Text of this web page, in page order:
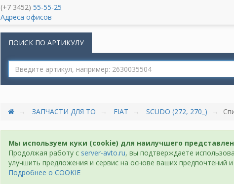
(+7 3452) 55-55-25
Адреса офисов
ПОИСК ПО АРТИКУЛУ
ЗАПЧАСТИ ДЛЯ ТО FIAT SCUDO (272, 270_)
Мы используем куки (cookie) для наилучшего
Продолжая работу с server-avto.ru, вы подтверждаете
улучшить предложения и сервис на основе ваших предпочтений
Подробнее о COOKIE